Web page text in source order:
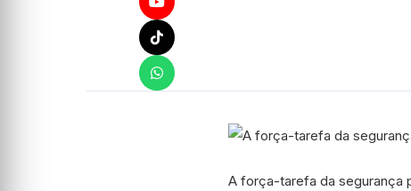
A força-tarefa da segurança